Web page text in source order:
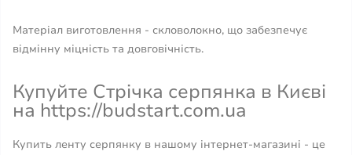
Матеріал виготовлення - скловолокно, що забезпечує
відмінну міцність та довговічність.
Купуйте Стрічка серпянка в Києві
на https://budstart.com.ua
Купить ленту серпянку в нашому інтернет-магазині - це